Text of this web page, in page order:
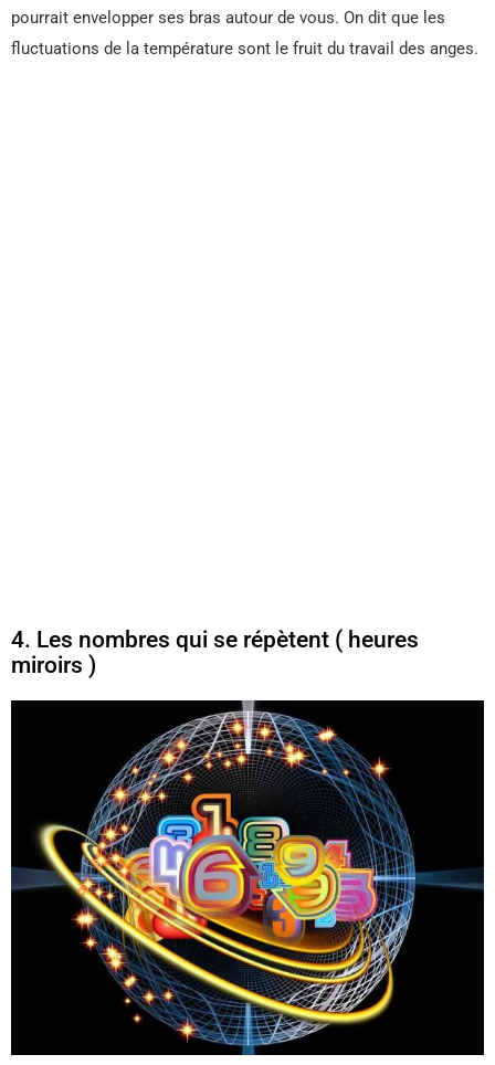
pourrait envelopper ses bras autour de vous. On dit que les
fluctuations de la température sont le fruit du travail des anges.
4. Les nombres qui se répètent ( heures
miroirs )